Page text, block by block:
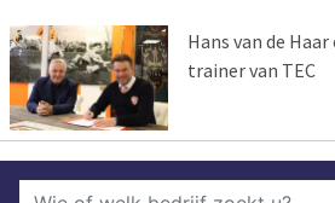
Hans van de
trainer van TEC